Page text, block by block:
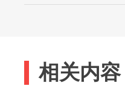
相关内容